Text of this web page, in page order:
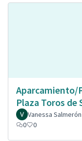
Aparcamiento/
Plaza Toros de
Vanessa
0
0